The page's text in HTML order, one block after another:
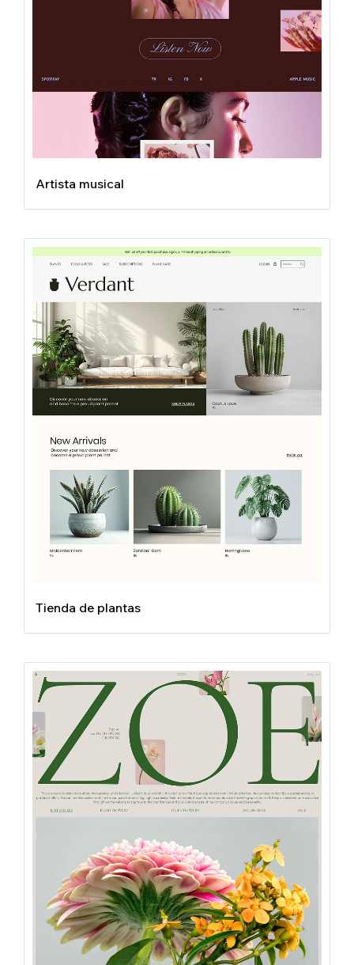
Artista musical
Tienda de plantas